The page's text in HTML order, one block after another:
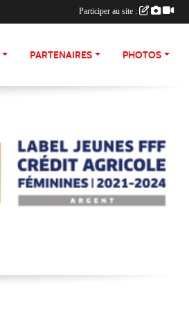
PARTENAIRES PHOTOS
Participer au site :